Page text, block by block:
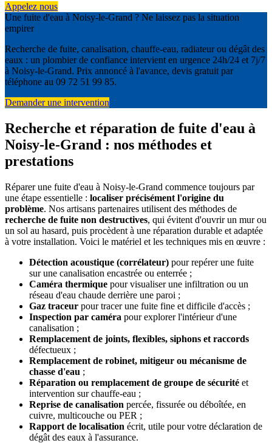
Appelez nous
Une fuite d'eau à Noisy-le-Grand ? Ne laissez pas la situation
empirer
Recherche de fuite, canalisation, chauffe-eau, radiateur ou dégât des
eaux : un plombier de confiance intervient en urgence 24h/24 et 7j/7
à Noisy-le-Grand. Prix annoncé à l'avance, devis gratuit par
téléphone au 09 72 51 99 85.
Demander une intervention
Recherche et réparation de fuite d'eau à
Noisy-le-Grand : nos méthodes et
prestations
Réparer une fuite d'eau à Noisy-le-Grand commence toujours par
une étape essentielle : localiser précisément l'origine du
problème. Nos artisans partenaires utilisent des méthodes de
recherche de fuite non destructives, qui évitent d'ouvrir un mur ou
un sol au hasard, puis procèdent à une réparation durable et adaptée
à votre installation. Voici le matériel et les techniques mis en œuvre :
Détection acoustique (corrélateur) pour repérer une fuite
sur une canalisation encastrée ou enterrée ;
Caméra thermique pour visualiser une infiltration ou un
réseau d'eau chaude derrière une paroi ;
Gaz traceur pour tracer une fuite fine et difficile d'accès ;
Inspection par caméra pour explorer l'intérieur d'une
canalisation ;
Remplacement de joints, flexibles, siphons et raccords
défectueux ;
Remplacement de robinet, mitigeur ou mécanisme de
chasse d'eau ;
Réparation ou remplacement de groupe de sécurité et
intervention sur chauffe-eau ;
Reprise de canalisation percée, fissurée ou déboîtée, en
cuivre, multicouche ou PER ;
Rapport de localisation écrit, utile pour votre déclaration de
dégât des eaux à l'assurance.